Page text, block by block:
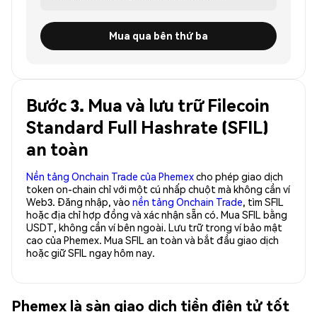
Mua qua bên thứ ba
Bước 3. Mua và lưu trữ Filecoin
Standard Full Hashrate (SFIL)
an toàn
Nền tảng Onchain Trade của Phemexcho phép giao dịch
token on-chain chỉ với một cú nhấp chuột mà không cần ví
Web3. Đăng nhập, vào nền tảng Onchain Trade, tìm SFIL
hoặc địa chỉ hợp đồng và xác nhận sẵn có. Mua SFIL bằng
USDT, không cần ví bên ngoài. Lưu trữ trong ví bảo mật
cao của Phemex. Mua SFIL an toàn và bắt đầu giao dịch
hoặc giữ SFIL ngay hôm nay.
Phemex là sàn giao dịch tiền điện tử tốt